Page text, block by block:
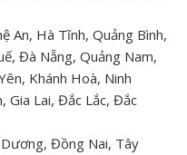
An, Hà Tĩnh, Quảng Bình,
Đà Nẵng, Quảng Nam,
Khánh Hoà, Ninh
Gia Lai, Đắc Lắc, Đắc
Đồng Nai, Tây